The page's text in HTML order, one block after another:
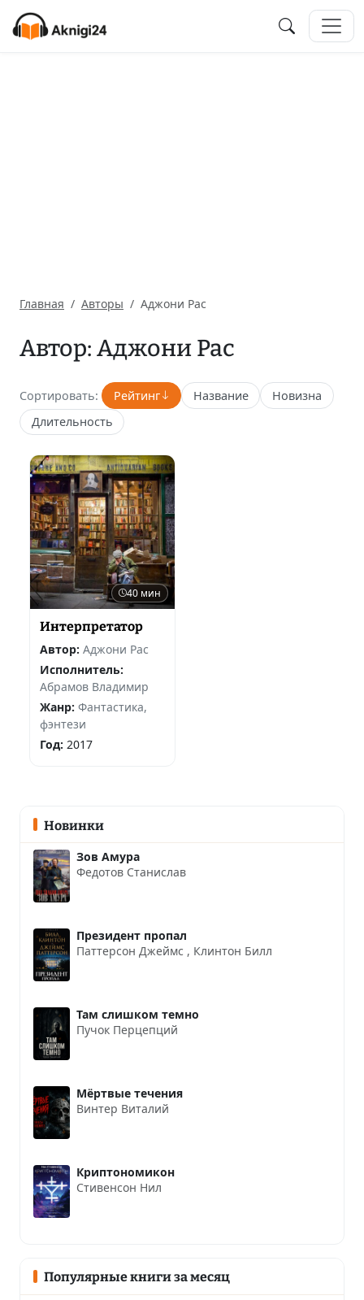
Главная Авторы Аджони Рас
Автор: Аджони Рас
Сортировать: Рейтинг Название
Новизна
Длительность
40 мин
Интерпретатор
Автор: Аджони Рас
Исполнитель:
Абрамов Владимир
Жанр: Фантастика,
фэнтези
Год: 2017
Новинки
Зов Амура
Федотов Станислав
Президент пропал
Паттерсон Джеймс , Клинтон Билл
Там слишком темно
Пучок Перцепций
Мёртвые течения
Винтер Виталий
Криптономикон
Стивенсон Нил
Популярные книги за месяц